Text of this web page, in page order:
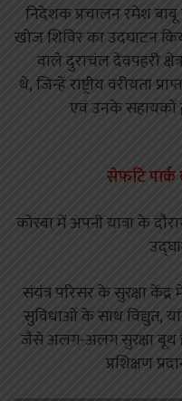
निदेशक प्रचालन रमेश बाबू
खोज शिविर का उदघाटन
वाले दुराचंल देवपहरी
थे, जिन्हें राष्ट्रीय वरीयता
एवं उनके सहायकों
सेफटि
कोरबा में अपनी यात्रा के
संयंत्र परिसर के सुरक्षा
सुविधाओं के साथ विद्युत,
जैसे अलग-अलग सुरक्षा बूथ हैं,
प्रशिक्षण